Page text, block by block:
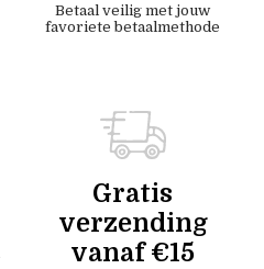
Betaal veilig met jouw
favoriete betaalmethode
Gratis
verzending
vanaf €15